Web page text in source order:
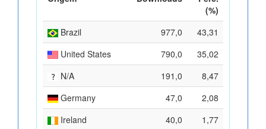
(%)
Brazil
977,0
43,31
United States
790,0
35,02
N/A
191,0
8,47
Germany
47,0
2,08
Ireland
40,0
1,77